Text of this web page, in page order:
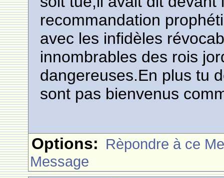
recommandation
avec les infidèles
innombrables des rois
dangereuses.En plus tu
sont pas bienvenus
Options: Rèpondre à ce
Message